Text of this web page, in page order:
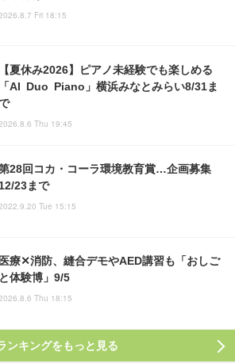
Fri 18:15
【夏休み2026】ピアノ未経験でも楽しめる
「AI Duo Piano」横浜みなとみらい8/31ま
Thu 19:45
28回コカ・コーラ環境教育賞…企画募集
12/23まで
Tue 15:15
医療✕消防、縫合デモやAED講習も「おしご
と体験博」9/5
Thu 18:15
ンキングをもっと見る